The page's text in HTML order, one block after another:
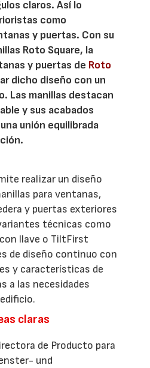
claros. Así lo
como
y puertas. Con su
Roto Square, la
y puertas de Roto
dicho diseño con un
Las manillas destacan
y sus acabados
unión equilibrada
realizar un diseño
para ventanas,
y puertas exteriores
técnicas como
llave o TiltFirst
de diseño continuo con
y características de
a las necesidades
claras
de Producto para
und